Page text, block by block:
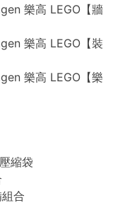
樂高 LEGO【牆
樂高 LEGO【裝
樂高 LEGO【樂
縮袋
合